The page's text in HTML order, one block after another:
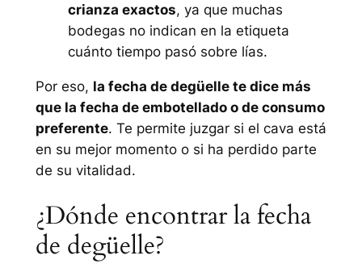
crianza exactos, ya que muchas
bodegas no indican en la etiqueta
cuánto tiempo pasó sobre lías.
Por eso, la fecha de degüelle te dice más
que la fecha de embotellado o de consumo
preferente. Te permite juzgar si el cava está
en su mejor momento o si ha perdido parte
de su vitalidad.
¿Dónde encontrar la fecha
de degüelle?